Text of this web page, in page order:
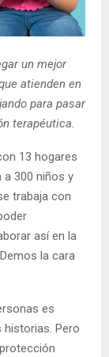
un mejor
atienden en
para pasar
terapéutica.
13 hogares
a 300 niños y
trabaja con
así en la
la cara
es
Pero